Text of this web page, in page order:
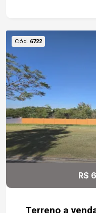
Cód. 6722
R$
Terreno a